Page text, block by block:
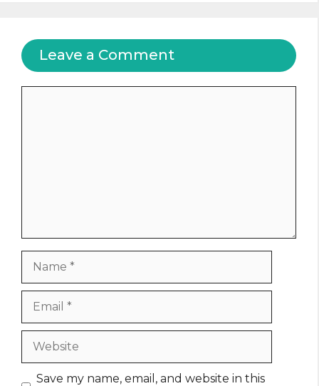
Leave a Comment
Website
Save my name, email, and website in this